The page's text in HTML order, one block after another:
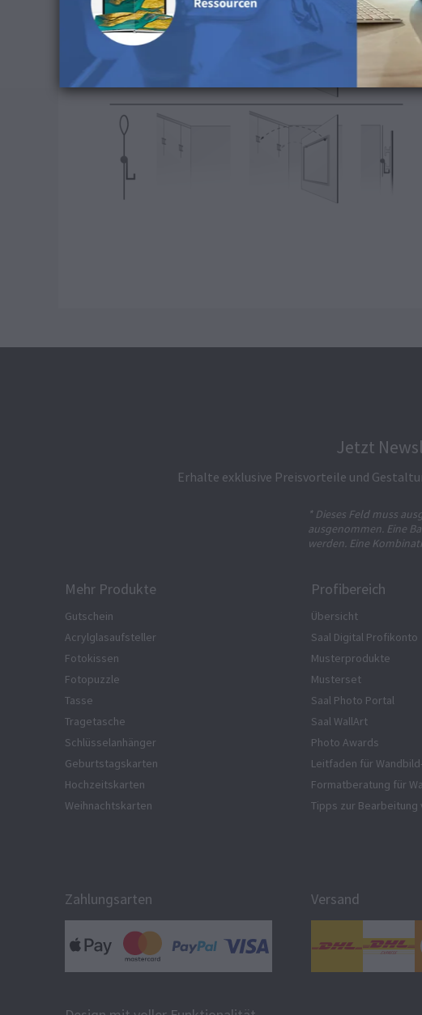
Jetzt
Erhalte exklusive Preisvorteile und
* Dieses Feld muss
ausgenommen. Eine
werden. Eine
Mehr Produkte
Gutschein
Acrylglasaufsteller
Fotokissen
Fotopuzzle
Tasse
Tragetasche
Schlüsselanhänger
Geburtstagskarten
Hochzeitskarten
Weihnachtskarten
Profibereich
Übersicht
Saal Digital Profikonto
Musterprodukte
Musterset
Saal Photo Portal
Saal WallArt
Photo Awards
Leitfaden für
Formatberatung für
Tipps zur Bearbeitung
Zahlungsarten Versand